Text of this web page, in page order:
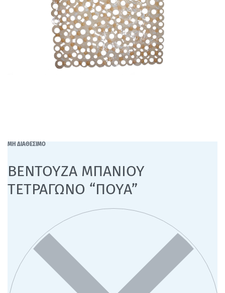
ΜΗ ΔΙΑΘΕΣΙΜΟ
ΒΕΝΤΟΥΖΑ ΜΠΑΝΙΟΥ
ΤΕΤΡΑΓΩΝΟ “ΠΟΥΑ”